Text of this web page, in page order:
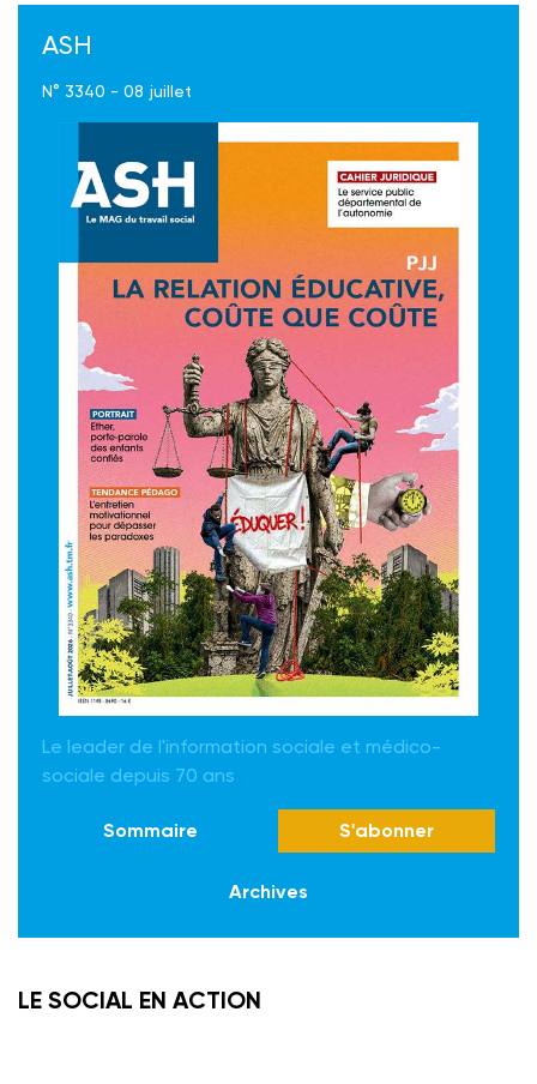
ASH
N° 3340 - 08 juillet
Le leader de l'information sociale et médico-
sociale depuis 70 ans
Sommaire S'abonner
Archives
LE SOCIAL EN ACTION